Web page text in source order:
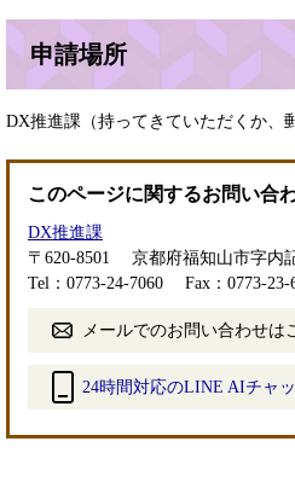
申請場所
DX推進課（持ってきていただくか、
このページに関するお問い合
DX推進課
〒620-8501
京都府福知山市字内
Tel：0773-24-7060
Fax：0773-23-
メールでのお問い合わせは
24時間対応のLINE AIチャ